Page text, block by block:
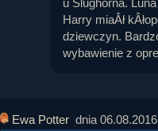
do materiałów:
3,327
4,170
u Slughorna.
Harry miaÂł
dziewczyn.
wybawienie z
Ewa Potter dnia